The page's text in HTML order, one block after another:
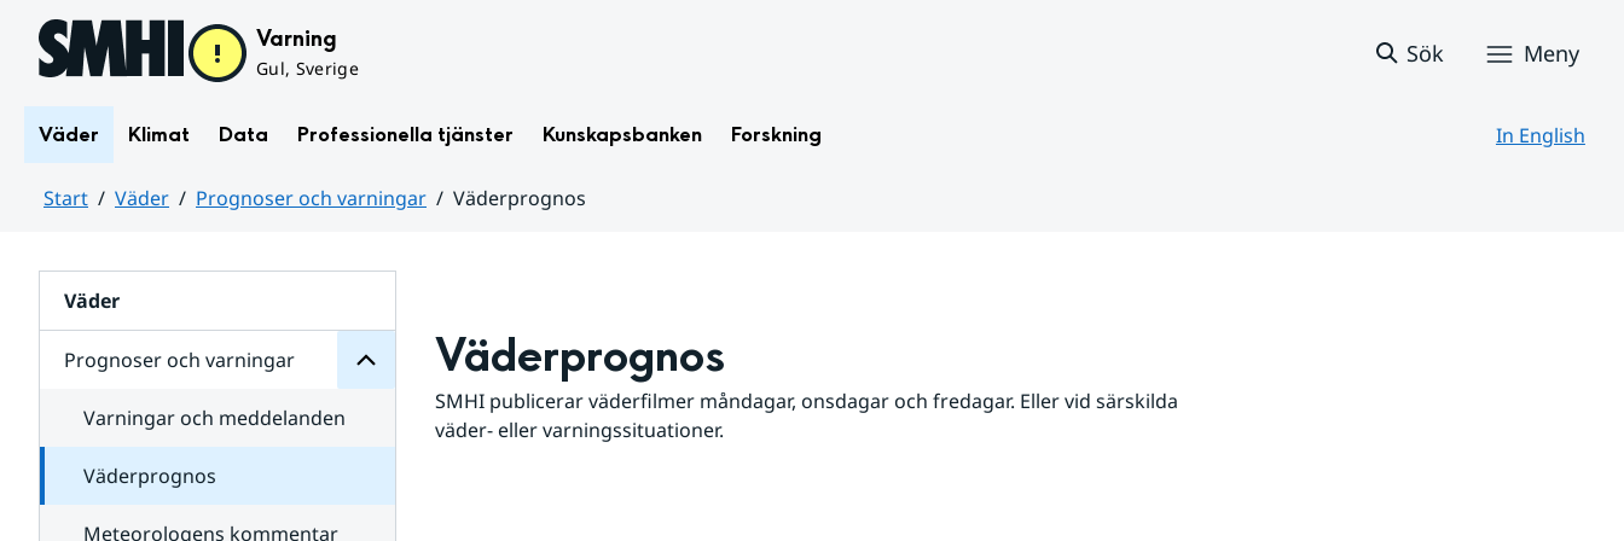
Hoppa till sidans innehåll Varning
Gul, Sverige
Sök Meny
Väder Klimat Data Professionella tjänster Kunskapsbanken Forskning In English
Start Väder Prognoser och varningar
Väderprognos
Väder
Prognoser och varningar
för
varningar
Varningar och meddelanden
Väderprognos
Meteorologens kommentar
Väderprognos
SMHI publicerar väderfilmer måndagar, onsdagar och fredagar. Eller vid särskilda
väder- eller varningssituationer.